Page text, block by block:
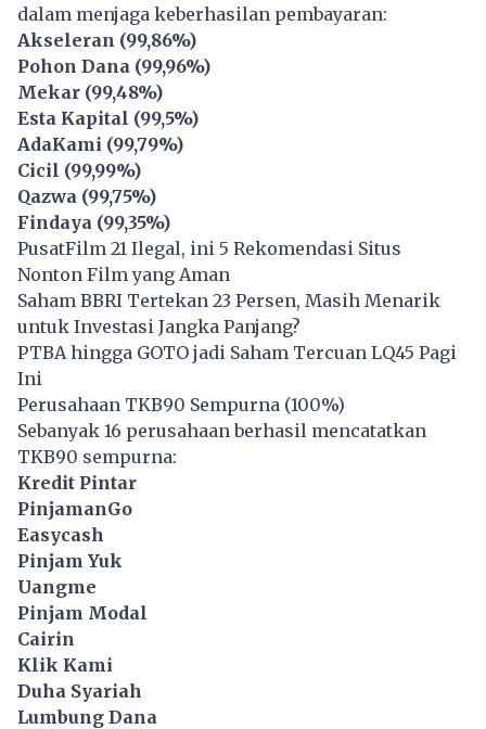
dalam menjaga keberhasilan pembayaran:
Akseleran (99,86%)
Pohon Dana (99,96%)
Mekar (99,48%)
Esta Kapital (99,5%)
AdaKami (99,79%)
Cicil (99,99%)
Qazwa (99,75%)
Findaya (99,35%)
PusatFilm 21 Ilegal, ini 5 Rekomendasi Situs
Nonton Film yang Aman
Saham BBRI Tertekan 23 Persen, Masih Menarik
untuk Investasi Jangka Panjang?
PTBA hingga GOTO jadi Saham Tercuan LQ45 Pagi
Ini
Perusahaan TKB90 Sempurna (100%)
Sebanyak 16 perusahaan berhasil mencatatkan
TKB90 sempurna:
Kredit Pintar
PinjamanGo
Easycash
Pinjam Yuk
Uangme
Pinjam Modal
Cairin
Klik Kami
Duha Syariah
Lumbung Dana